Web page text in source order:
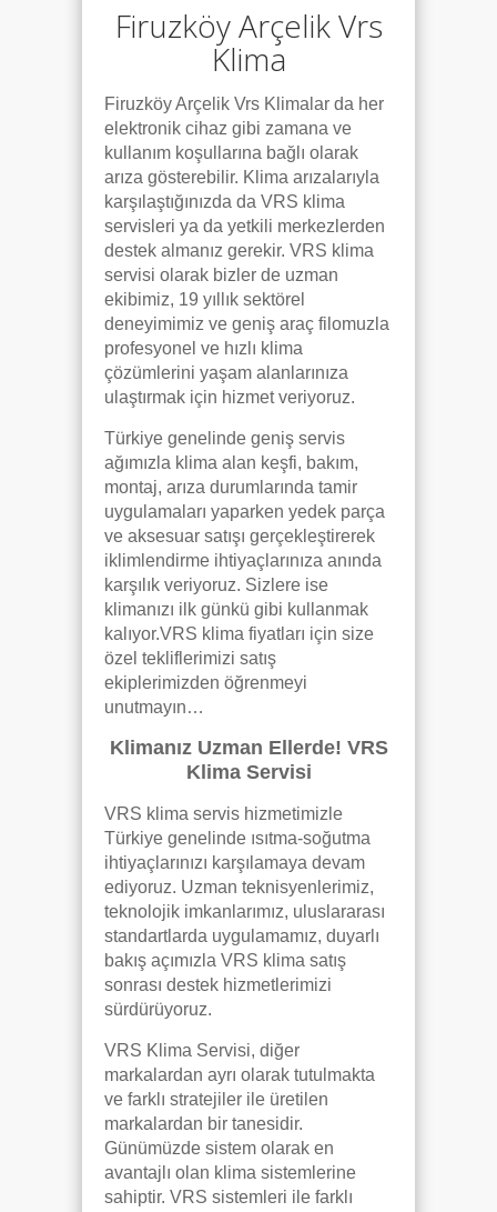
Firuzköy Arçelik Vrs
Klima
Firuzköy Arçelik Vrs Klimalar da her
elektronik cihaz gibi zamana ve
kullanım koşullarına bağlı olarak
arıza gösterebilir. Klima arızalarıyla
karşılaştığınızda da VRS klima
servisleri ya da yetkili merkezlerden
destek almanız gerekir. VRS klima
servisi olarak bizler de uzman
ekibimiz, 19 yıllık sektörel
deneyimimiz ve geniş araç filomuzla
profesyonel ve hızlı klima
çözümlerini yaşam alanlarınıza
ulaştırmak için hizmet veriyoruz.
Türkiye genelinde geniş servis
ağımızla klima alan keşfi, bakım,
montaj, arıza durumlarında tamir
uygulamaları yaparken yedek parça
ve aksesuar satışı gerçekleştirerek
iklimlendirme ihtiyaçlarınıza anında
karşılık veriyoruz. Sizlere ise
klimanızı ilk günkü gibi kullanmak
kalıyor.VRS klima fiyatları için size
özel tekliflerimizi satış
ekiplerimizden öğrenmeyi
unutmayın…
Klimanız Uzman Ellerde! VRS
Klima Servisi
VRS klima servis hizmetimizle
Türkiye genelinde ısıtma-soğutma
ihtiyaçlarınızı karşılamaya devam
ediyoruz. Uzman teknisyenlerimiz,
teknolojik imkanlarımız, uluslararası
standartlarda uygulamamız, duyarlı
bakış açımızla VRS klima satış
sonrası destek hizmetlerimizi
sürdürüyoruz.
VRS Klima Servisi, diğer
markalardan ayrı olarak tutulmakta
ve farklı stratejiler ile üretilen
markalardan bir tanesidir.
Günümüzde sistem olarak en
avantajlı olan klima sistemlerine
sahiptir. VRS sistemleri ile farklı